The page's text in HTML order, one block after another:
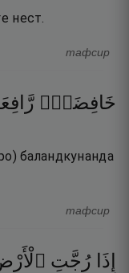
нест.
тафсир
خَافِضَةٌۭ
баландкунанда
тафсир
إِذَا رُجَّتِ